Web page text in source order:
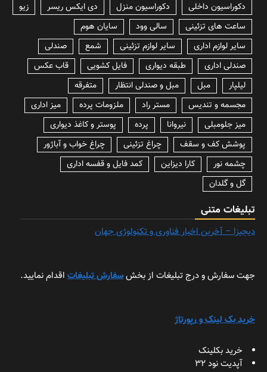
دکوراسیون داخلی
دکوراسیون منزل دی ایکس ریسر
زیو
ساعت های تزئینی
سالی وود
سایان هوم
سایر لوازم اداری
سایر لوازم تزئینی شمع
صندلی
صندلی اداری
طبقه دیواری فایل کشویی
قاب عکس
لیلپار
مبل مبل و صندلی انتظار
متفرقه
مجسمه و تندیس
مستر راد ملزومات پرده
میز اداری
میز جلومبلی
نیروانا پرده
پوستر و کاغذ دیواری
پوشش کف و سقف
چراغ تزئینی
چراغ خواب و آباژور
چشمه نور
کارا دیزاین
کمد فایل و قفسه اداری
گل و گلدان
تبلیغات متنی
دیجیزا – آخرین اخبار فناوری و تکنولوژی جهان
جهت سفارش و درج تبلیغات از بخشسفارش تبلیغات اقدام نمایید.
خرید بک لینک و رپورتاژ
خرید بکلینک
آپدیت نود 32